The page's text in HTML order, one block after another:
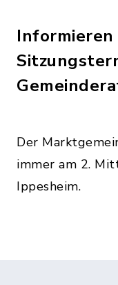
Informieren
Der
immer am 2.
Ippesheim.